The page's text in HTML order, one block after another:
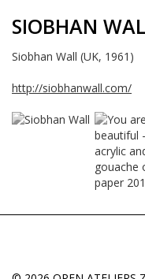
SIOBHAN
Siobhan Wall (UK, 1961)
http://siobhanwall.com/